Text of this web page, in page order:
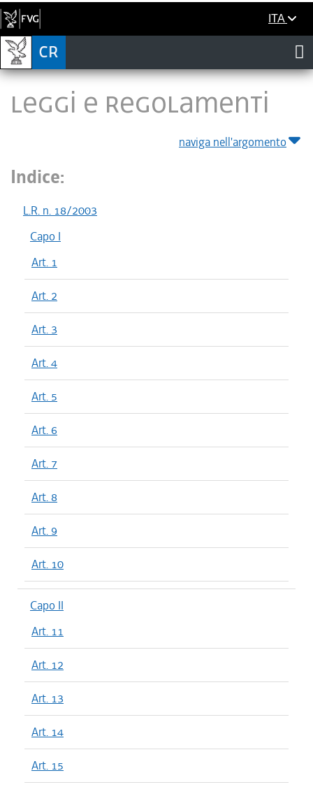
ITA
LEGGI E REGOLAMENTI
naviga nell'argomento
Indice:
L.R. n. 18/2003
Capo I
Art. 1
Art. 2
Art. 3
Art. 4
Art. 5
Art. 6
Art. 7
Art. 8
Art. 9
Art. 10
Capo II
Art. 11
Art. 12
Art. 13
Art. 14
Art. 15